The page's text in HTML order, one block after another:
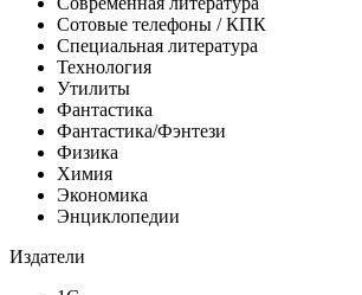
Сотовые телефоны / КПК
Специальная литература
Технология
Утилиты
Фантастика
Фантастика/Фэнтези
Физика
Химия
Экономика
Энциклопедии
Издатели